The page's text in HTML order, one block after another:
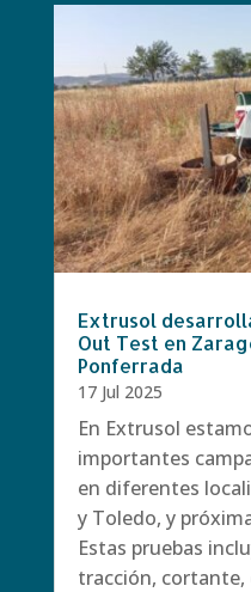
Extrusol
Out Test en
Ponferrada
17 Jul 2025
En Extrusol
importantes
en diferentes
y Toledo, y
Estas pruebas
tracción, cortante,